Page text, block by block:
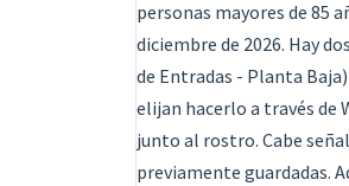
personas mayores de 85
diciembre de 2026. Hay
de Entradas - Planta
elijan hacerlo a través de
junto al rostro. Cabe
previamente guardadas.